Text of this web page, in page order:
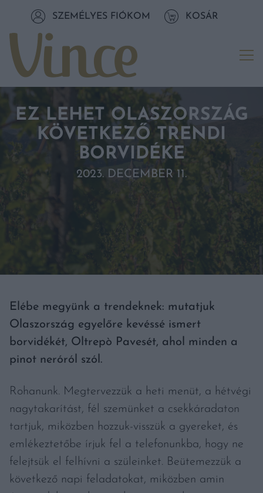
Tovább a tartalomhozSZEMÉLYES FIÓKOM KOSÁR
EZ LEHET OLASZORSZÁG
KÖVETKEZŐ TRENDI
BORVIDÉKE
2023. DECEMBER 11.
Elébe megyünk a trendeknek: mutatjuk
Olaszország egyelőre kevéssé ismert
borvidékét, Oltrepò Pavesét, ahol minden a
pinot neróról szól.
Rohanunk. Megtervezzük a heti menüt, a hétvégi
nagytakarítást, fél szemünket a csekkáradaton
tartjuk, miközben hozzuk-visszük a gyereket, és
emlékeztetőbe írjuk fel a telefonunkba, hogy ne
felejtsük el felhívni a szüleinket. Beütemezzük a
következő napi feladatokat, miközben amin